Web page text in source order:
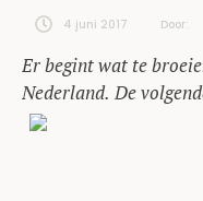
4 juni 2017 Door:
Er begint wat te
Nederland. De
nieuwsshow.